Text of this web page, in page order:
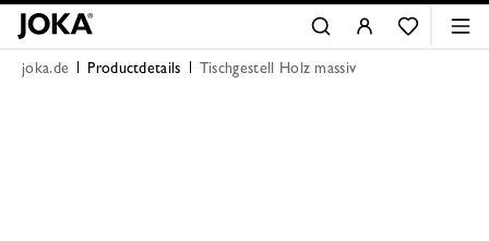
joka.de Productdetails Tischgestell Holz massiv